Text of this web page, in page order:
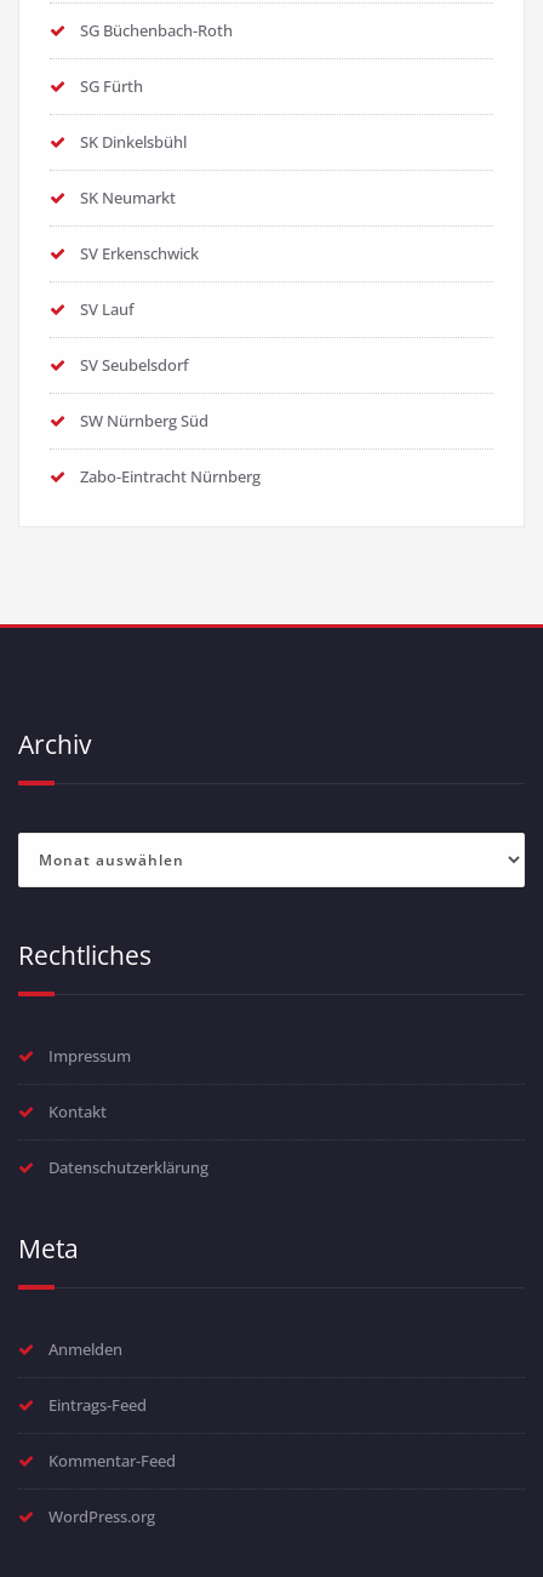
SG Büchenbach-Roth
SG Fürth
SK Dinkelsbühl
SK Neumarkt
SV Erkenschwick
SV Lauf
SV Seubelsdorf
SW Nürnberg Süd
Zabo-Eintracht Nürnberg
Archiv
Rechtliches
Impressum
Kontakt
Datenschutzerklärung
Meta
Anmelden
Eintrags-Feed
Kommentar-Feed
WordPress.org